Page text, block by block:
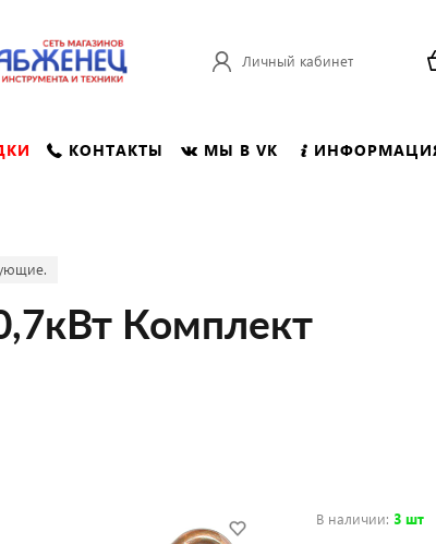
Личный кабинет
КОНТАКТЫ МЫ В VK
Комплект
В наличии: 3 шт